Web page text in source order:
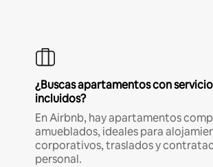
¿Buscas apartamentos con
incluidos?
En Airbnb, hay apartamentos
amueblados, ideales para
corporativos, traslados y
personal.